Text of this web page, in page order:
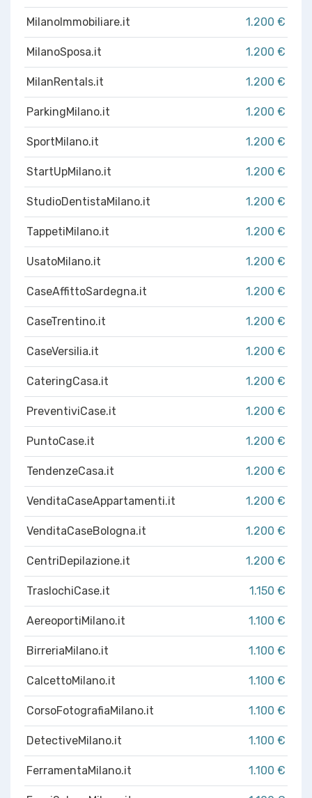
MilanoImmobiliare.it 1.200 €
MilanoSposa.it 1.200 €
MilanRentals.it 1.200 €
ParkingMilano.it 1.200 €
SportMilano.it 1.200 €
StartUpMilano.it 1.200 €
StudioDentistaMilano.it 1.200 €
TappetiMilano.it 1.200 €
UsatoMilano.it 1.200 €
CaseAffittoSardegna.it 1.200 €
CaseTrentino.it 1.200 €
CaseVersilia.it 1.200 €
CateringCasa.it 1.200 €
PreventiviCase.it 1.200 €
PuntoCase.it 1.200 €
TendenzeCasa.it 1.200 €
VenditaCaseAppartamenti.it 1.200 €
VenditaCaseBologna.it 1.200 €
CentriDepilazione.it 1.200 €
TraslochiCase.it 1.150 €
AereoportiMilano.it 1.100 €
BirreriaMilano.it 1.100 €
CalcettoMilano.it 1.100 €
CorsoFotografiaMilano.it 1.100 €
DetectiveMilano.it 1.100 €
FerramentaMilano.it 1.100 €